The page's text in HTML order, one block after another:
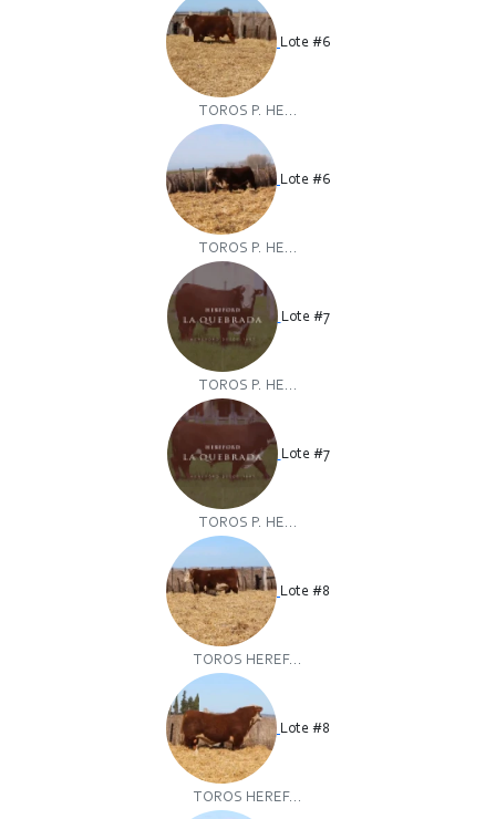
Lote #6
TOROS P. HE...
Lote #6
TOROS P. HE...
Lote #7
TOROS P. HE...
Lote #7
TOROS P. HE...
Lote #8
TOROS HEREF...
Lote #8
TOROS HEREF...